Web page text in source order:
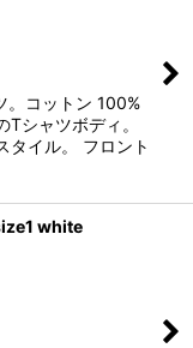
。コットン 100%
シャツボディ。
タイル。 フロント
white